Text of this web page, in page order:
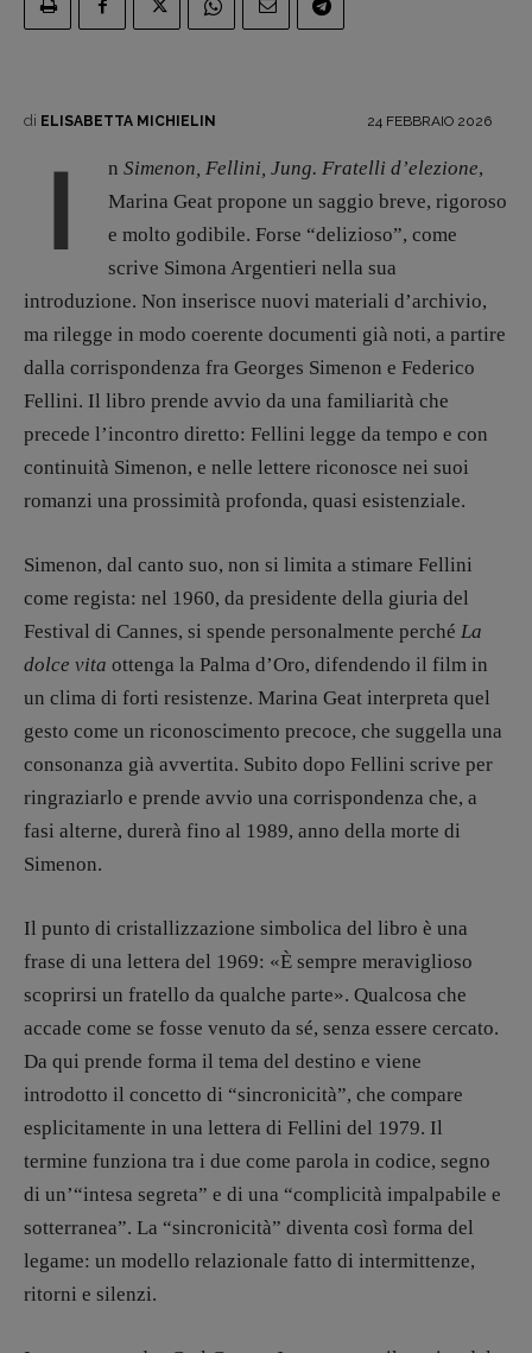
Archeologie del
Libro & Film
Pulp for kids
Opera prima
DOSSIER
12 dicembre
Blade Runner 40
Editoria
Intelligenza Artificiale
Maestri sommersi
Pasolini 1922-2022
Psichedelia
Stranimondi
Tornare a Ballard
Valerio Evangelisti
Vampirismi
Zong!
DIRETTRICE RESPONSABILE
Antonella Marrone
Grasso ,Fabio Malagnini,Valentina
Marcoli, Elisabetta Michielin, Nicole
Spallina, Roberto Sturm,Tania Tonin
Case editrici e coordinamento
recensioni:
Elio Grasso [eliovoyager@gmail.com]
Coordinamento Primo Piano
[michielin.elisabetta@gmail.com]
Coordinamento News in breve:
Anna da Re
[anna.dare.comunicazione@gmail.
di ELISABETTA MICHIELIN 24 FEBBRAIO 2026
I n Simenon, Fellini, Jung. Fratelli d’elezione,
Marina Geat propone un saggio breve, rigoroso
e molto godibile. Forse “delizioso”, come
scrive Simona Argentieri nella sua
introduzione. Non inserisce nuovi materiali d’archivio,
ma rilegge in modo coerente documenti già noti, a partire
dalla corrispondenza fra Georges Simenon e Federico
Fellini. Il libro prende avvio da una familiarità che
precede l’incontro diretto: Fellini legge da tempo e con
continuità Simenon, e nelle lettere riconosce nei suoi
romanzi una prossimità profonda, quasi esistenziale.
Simenon, dal canto suo, non si limita a stimare Fellini
come regista: nel 1960, da presidente della giuria del
Festival di Cannes, si spende personalmente perché La
dolce vita ottenga la Palma d’Oro, difendendo il film in
un clima di forti resistenze. Marina Geat interpreta quel
gesto come un riconoscimento precoce, che suggella una
consonanza già avvertita. Subito dopo Fellini scrive per
ringraziarlo e prende avvio una corrispondenza che, a
fasi alterne, durerà fino al 1989, anno della morte di
Simenon.
Il punto di cristallizzazione simbolica del libro è una
frase di una lettera del 1969: «È sempre meraviglioso
scoprirsi un fratello da qualche parte». Qualcosa che
accade come se fosse venuto da sé, senza essere cercato.
Da qui prende forma il tema del destino e viene
introdotto il concetto di “sincronicità”, che compare
esplicitamente in una lettera di Fellini del 1979. Il
termine funziona tra i due come parola in codice, segno
di un’“intesa segreta” e di una “complicità impalpabile e
sotterranea”. La “sincronicità” diventa così forma del
legame: un modello relazionale fatto di intermittenze,
ritorni e silenzi.